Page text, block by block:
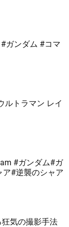
ガンダム #コマ
ルトラマン レイ
#ガンダム#ガ
#逆襲のシャア
気の撮影手法